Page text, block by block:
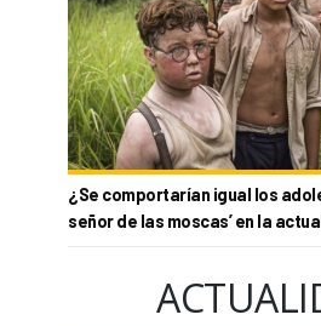
¿Se comportarían igual los
señor de las moscas’ en la